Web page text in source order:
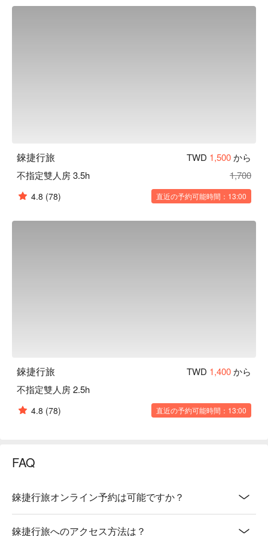
無數美好風貌等待您的發覺。
錸捷行旅 TWD 1,500から
不指定雙人房 3.5h
1,700
4.8 (78) 直近の予約可能時間：13:00
錸捷行旅 TWD 1,400から
不指定雙人房 2.5h
4.8 (78) 直近の予約可能時間：13:00
FAQ
錸捷行旅オンライン予約は可能ですか？
錸捷行旅へのアクセス方法は？